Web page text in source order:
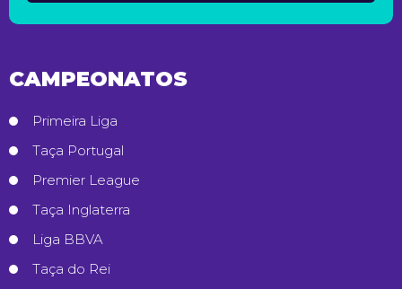
CAMPEONATOS
Primeira Liga
Taça Portugal
Premier League
Taça Inglaterra
Liga BBVA
Taça do Rei